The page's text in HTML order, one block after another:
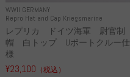
WWII GERMANY
Repro Hat and Cap Kriegsmarine
レプリカ ドイツ海軍 尉官制
帽 白トップ Uボートクルー仕
様
¥23,100 （税込）